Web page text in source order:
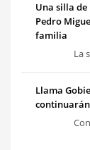
Una silla
Pedro
familia
La
Llama
continuarán